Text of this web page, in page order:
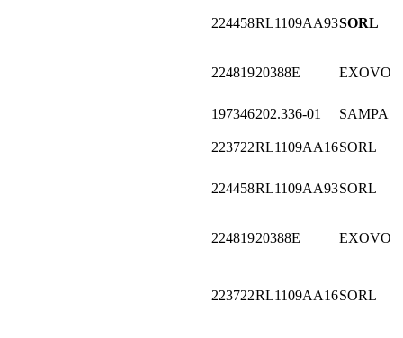
224458RL1109AA93SORL
22481920388E EXOVO
197346202.336-01 SAMPA
223722RL1109AA16SORL
224458RL1109AA93SORL
22481920388E EXOVO
223722RL1109AA16SORL